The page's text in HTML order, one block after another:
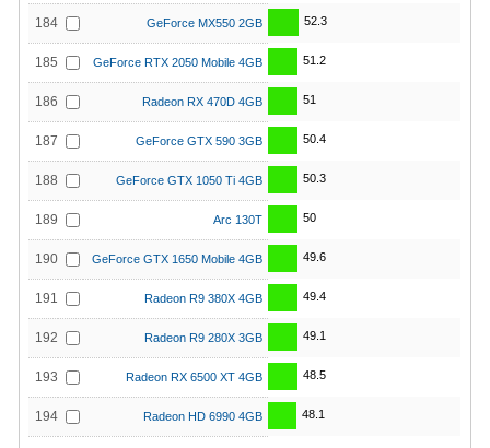
184 GeForce MX550 2GB 52.3
185 GeForce RTX 2050 Mobile 4GB 51.2
186 Radeon RX 470D 4GB 51
187 GeForce GTX 590 3GB 50.4
188 GeForce GTX 1050 Ti 4GB 50.3
189 Arc 130T 50
190 GeForce GTX 1650 Mobile 4GB 49.6
191 Radeon R9 380X 4GB 49.4
192 Radeon R9 280X 3GB 49.1
193 Radeon RX 6500 XT 4GB 48.5
194 Radeon HD 6990 4GB 48.1